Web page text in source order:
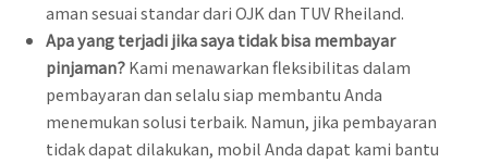
aman sesuai standar dari OJK dan TUV Rheiland.
Apa yang terjadi jika saya tidak bisa membayar
pinjaman?Kami menawarkan fleksibilitas dalam
pembayaran dan selalu siap membantu Anda
menemukan solusi terbaik. Namun, jika pembayaran
tidak dapat dilakukan, mobil Anda dapat kami bantu